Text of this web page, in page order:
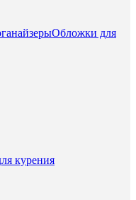
Обложки для
курения